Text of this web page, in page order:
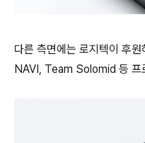
다른 측면에는 로지텍이 후
NAVI, Team Solomid 등 프